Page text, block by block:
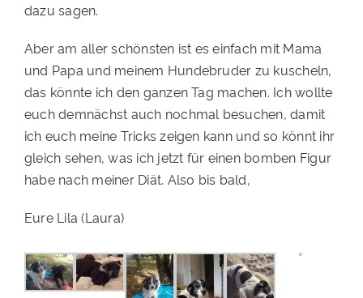
dazu sagen.
Aber am aller schönsten ist es einfach mit Mama
und Papa und meinem Hundebruder zu kuscheln,
das könnte ich den ganzen Tag machen. Ich wollte
euch demnächst auch nochmal besuchen, damit
ich euch meine Tricks zeigen kann und so könnt ihr
gleich sehen, was ich jetzt für einen bomben Figur
habe nach meiner Diät. Also bis bald,
Eure Lila (Laura)